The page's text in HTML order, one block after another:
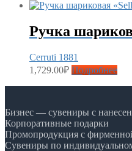
Ручка
Cerruti 1881
1,729.00₽ Подробнее
Бизнес — сувениры с
Корпоративные подарки
Промопродукция с
Сувениры по